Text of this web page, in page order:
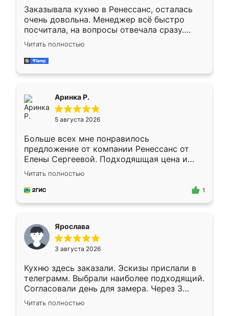
Заказывала кухню в Ренессанс, осталась
очень довольна. Менеджер всё быстро
посчитала, на вопросы отвечала сразу.
Замерщик приехал в субботу, подошёл к
делу со всей ответственностью. Собрали
за день, ребята работали аккуратно, даже
Читать полностью
Аринка Р.
5 августа 2026
Больше всех мне понравилось
предложение от компании Ренессанс от
Елены Сергеевой. Подходяшщая цена и
короткие сроки изготовления. Приехавший
для замера сотрудник Владислав
предложил по моему эскизу самый
Читать полностью
1
Ярослава
3 августа 2026
Кухню здесь заказали. Эскизы прислали в
телеграмм. Выбрали наиболее подходящий.
Согласовали день для замера. Через 3
недели кухня была уже готова. Остались
довольны работой. Спасибо Ренессанс
Читать полностью